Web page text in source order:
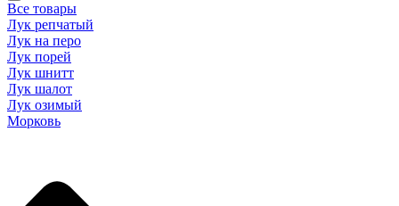
Все товары
Лук репчатый
Лук на перо
Лук порей
Лук шнитт
Лук шалот
Лук озимый
Морковь